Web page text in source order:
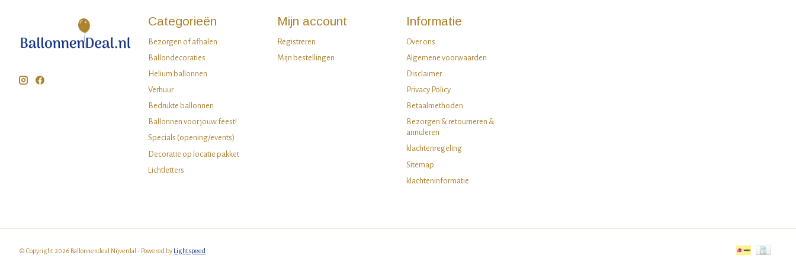
Categorieën
Bezorgen of afhalen
Ballondecoraties
Helium ballonnen
Verhuur
Bedrukte ballonnen
Ballonnen voor jouw feest!
Specials (opening/events)
Decoratie op locatie pakket
Lichtletters
Mijn account
Registreren
Mijn bestellingen
Informatie
Over ons
Algemene voorwaarden
Disclaimer
Privacy Policy
Betaalmethoden
Bezorgen & retourneren &
annuleren
klachtenregeling
Sitemap
klachteninformatie
© Copyright 2026 Ballonnendeal Nijverdal - Powered by Lightspeed